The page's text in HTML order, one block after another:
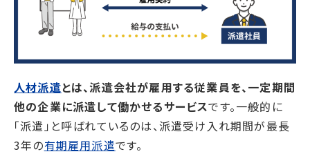
人材派遣とは、派遣会社が雇用する従業員を、一定期間
他の企業に派遣して働かせるサービスです。一般的に
「派遣」と呼ばれているのは、派遣受け入れ期間が最長
3年の有期雇用派遣です。